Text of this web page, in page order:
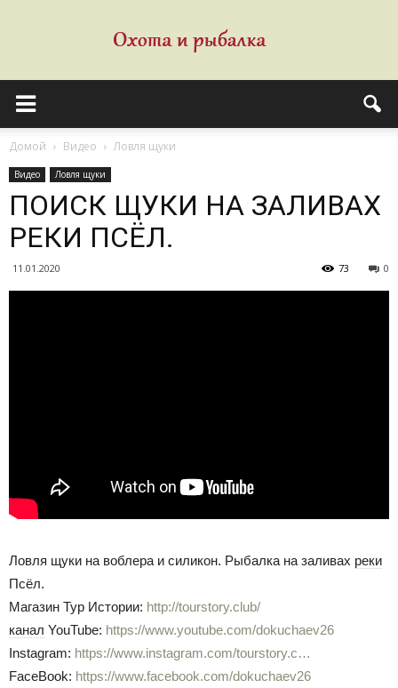
Домой Видео Ловля щуки
Видео Ловля щуки
ПОИСК ЩУКИ НА ЗАЛИВАХ
РЕКИ ПСЁЛ.
11.01.2020 0
73
Ловля щуки на воблера и силикон. Рыбалка на заливах реки
Псёл.
Магазин Тур Истории: http://tourstory.club/
канал YouTube: https://www.youtube.com/dokuchaev26
Instagram: https://www.instagram.com/tourstory.c…
FaceBook: https://www.facebook.com/dokuchaev26